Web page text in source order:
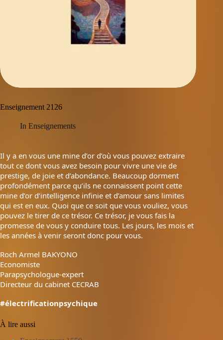
Enseignement 2126
In Enseignements
Il y a en vous une mine d’or d’où vous pouvez extraire
tout ce dont vous avez besoin pour vivre une vie de
prestige, de joie et d’abondance. Beaucoup dorment
profondément parce qu’ils ne connaissent point cette
mine d’or d’intelligence infinie et d’amour sans limites
qui est en eux. Quoi que ce soit que vous vouliez, vous
pouvez le tirer de ce trésor. Ce trésor, je vous fais la
promesse de vous y conduire tous. Les jours, les mois et
les années à venir seront donc pour vous.
Roch Armel BAKYONO
Economiste
Parapsychologue-expert
Directeur du cabinet CECRAB
#électrificationpsychique
À lire aussi